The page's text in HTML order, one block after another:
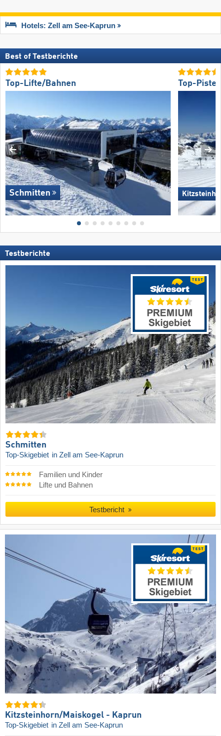
Hotels: Zell am See-Kaprun
Best of Testberichte
Top-Lifte/Bahnen
Schmitten
Top-
Testberichte
Schmitten
Top-Skigebiet in Zell am See-Kaprun
Familien und Kinder
Lifte und Bahnen
Testbericht
Kitzsteinhorn/​Maiskogel - Kaprun
Top-Skigebiet in Zell am See-Kaprun